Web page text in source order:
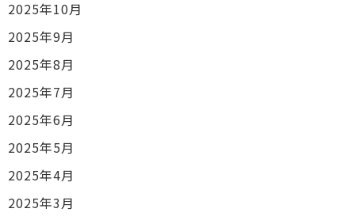
2025年10月
2025年9月
2025年8月
2025年7月
2025年6月
2025年5月
2025年4月
2025年3月